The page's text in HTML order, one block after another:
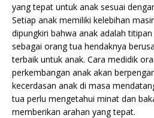
yang tepat untuk anak sesuai
Setiap anak memiliki kelebihan
dipungkiri bahwa anak adalah
sebagai orang tua hendaknya
terbaik untuk anak. Cara medidik
perkembangan anak akan
kecerdasan anak di masa
tua perlu mengetahui minat dan
memberikan arahan yang tepat.